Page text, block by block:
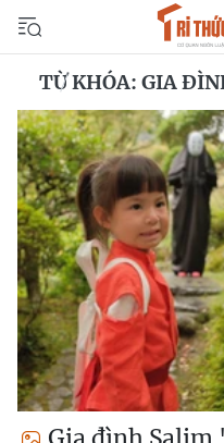
TỪ KHÓA: GIA